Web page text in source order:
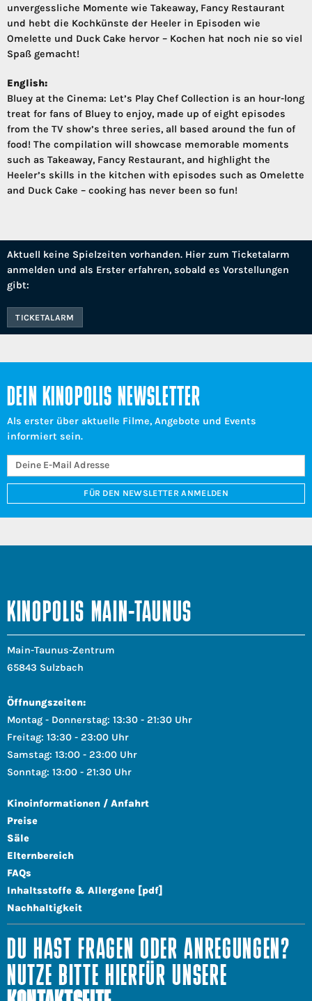
unvergessliche Momente wie Takeaway, Fancy Restaurant
und hebt die Kochkünste der Heeler in Episoden wie
Omelette und Duck Cake hervor – Kochen hat noch nie so viel
Spaß gemacht!
English:
Bluey at the Cinema: Let’s Play Chef Collection is an hour-long
treat for fans of Bluey to enjoy, made up of eight episodes
from the TV show’s three series, all based around the fun of
food! The compilation will showcase memorable moments
such as Takeaway, Fancy Restaurant, and highlight the
Heeler’s skills in the kitchen with episodes such as Omelette
and Duck Cake – cooking has never been so fun!
Aktuell keine Spielzeiten vorhanden. Hier zum Ticketalarm
anmelden und als Erster erfahren, sobald es Vorstellungen
gibt:
TICKETALARM
DEIN KINOPOLIS NEWSLETTER
Als erster über aktuelle Filme, Angebote und Events
informiert sein.
FÜR DEN NEWSLETTER ANMELDEN
KINOPOLIS MAIN-TAUNUS
Main-Taunus-Zentrum
65843 Sulzbach
Öffnungszeiten:
Montag - Donnerstag: 13:30 - 21:30 Uhr
Freitag: 13:30 - 23:00 Uhr
Samstag: 13:00 - 23:00 Uhr
Sonntag: 13:00 - 21:30 Uhr
Kinoinformationen / Anfahrt
Preise
Säle
Elternbereich
FAQs
Inhaltsstoffe & Allergene [pdf]
Nachhaltigkeit
DU HAST FRAGEN ODER ANREGUNGEN?
NUTZE BITTE HIERFÜR UNSERE